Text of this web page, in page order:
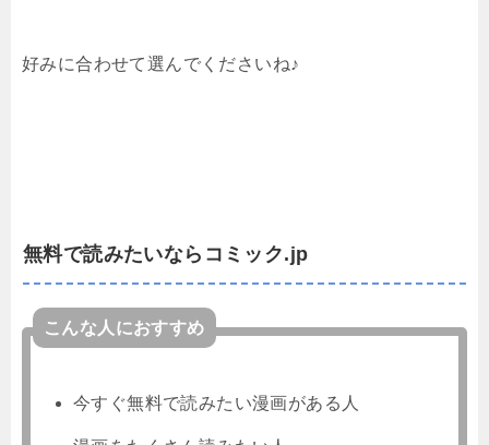
好みに合わせて選んでくださいね♪
無料で読みたいならコミック.jp
こんな人におすすめ
今すぐ無料で読みたい漫画がある人